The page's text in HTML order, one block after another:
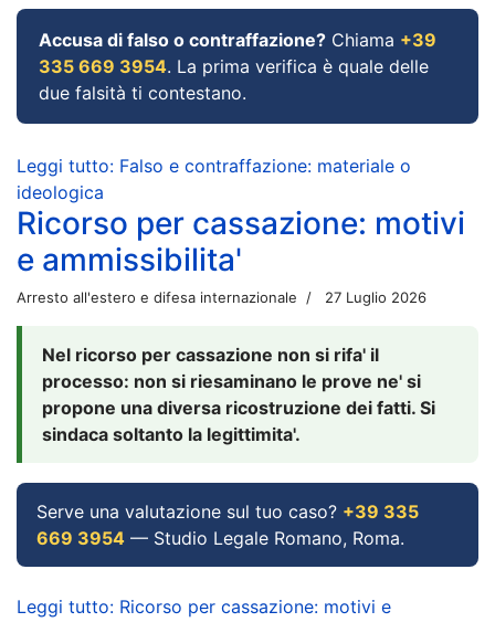
Accusa di falso o contraffazione? Chiama +39
335 669 3954. La prima verifica è quale delle
due falsità ti contestano.
Leggi tutto: Falso e contraffazione: materiale o
ideologica
Ricorso per cassazione: motivi
e ammissibilita'
Arresto all'estero e difesa internazionale 27 Luglio 2026
Nel ricorso per cassazione non si rifa' il
processo: non si riesaminano le prove ne' si
propone una diversa ricostruzione dei fatti. Si
sindaca soltanto la legittimita'.
Serve una valutazione sul tuo caso? +39 335
669 3954 — Studio Legale Romano, Roma.
Leggi tutto: Ricorso per cassazione: motivi e